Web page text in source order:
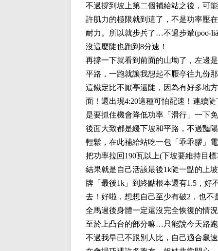
不過撐到坡上第二個補給站之後，可
許肌力的極限就到這了，不是功率壓
耐力。所以就步兵了…不過步輦(pōo-
沒這麼陡也跑到8分速！
再撐一下就看到前面的山坳了，左邊
平路，一跑就讓我想起不厭亭往九份
這鐵定比不厭亭還陡，因為有好多地
面！還出現4:20這種可怕配速！連續
是要抓住機會降低功率「滑行」一下
後面大致都是緩下坡和平路，不過豔
輕鬆，在此補給站吃一包「乖乖膠」
把功率拉回190瓦以上(下坡要維持目
結果就是自己活該最後1k陡一點的上
牌「最後1k」到終點根本還有1.5，好
去！好啦，想想自己至少有破2，也
全馬過後身體一定還沒完全恢復的情
至於上凸台的部分嘛…只能說今天路
不過我早已不跟別人比，自己適合龜